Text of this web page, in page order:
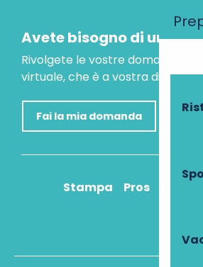
Avete bisogno di un
Rivolgete le vostre domande al
virtuale, che è a vostra
Fai la mia domanda
Stampa Pros